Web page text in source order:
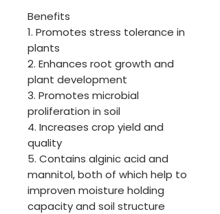
Benefits
1. Promotes stress tolerance in
plants
2. Enhances root growth and
plant development
3. Promotes microbial
proliferation in soil
4. Increases crop yield and
quality
5. Contains alginic acid and
mannitol, both of which help to
improven moisture holding
capacity and soil structure